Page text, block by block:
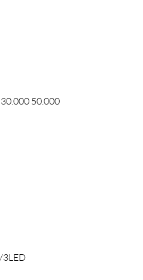
50.000
3LED